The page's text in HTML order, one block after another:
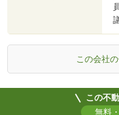
この会社
この不
無料